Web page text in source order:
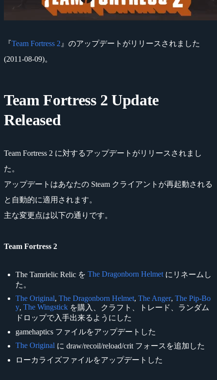
『Team Fortress 2 』のアップデートがリリースされました
(2011-08-09)。
Team Fortress 2 Update
Released
Team Fortress 2 に対するアップデートがリリースされまし
た。
アップデートはあなたの Steam クライアントが再起動される
と自動的に適用されます。
主な変更点は以下の通りです。
Team Fortress 2
The Tamrielic Relic を The Dragonborn Helmetにリネームし
た。
The Original, The Dragonborn Helmet, The Anger, The Pip-Bo
y, The Wingstick を購入、クラフト、トレード、ランダム
ドロップで入手出来るようにした
gamehaptics ファイルをアップデートした
The Original に draw/recoil/reload/crit フォースを追加した
ローカライズファイルをアップデートした